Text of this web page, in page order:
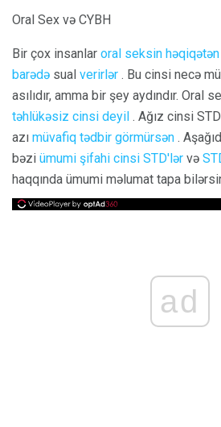
Oral Sex və CYBH
Bir çox insanlar oral seksin
barədə sual verirlər . Bu cinsi necə
asılıdır, amma bir şey aydındır. Oral
təhlükəsiz cinsi deyil . Ağız cinsi
azı müvafiq tədbir görmürsən .
bəzi ümumi şifahi cinsi STD'lər və
haqqında ümumi məlumat tapa
ad